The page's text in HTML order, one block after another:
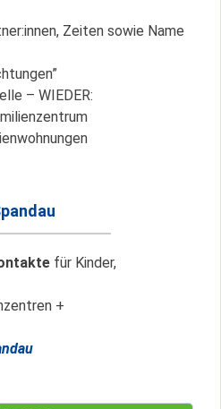
Zeiten sowie Name
– WIEDER:
für Kinder,
+